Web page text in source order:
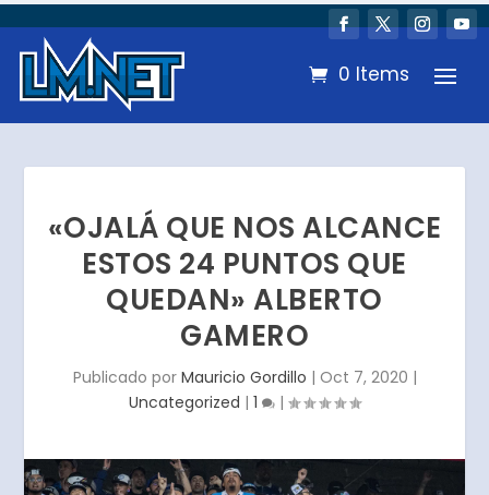
0 Items
«OJALÁ QUE NOS ALCANCE
ESTOS 24 PUNTOS QUE
QUEDAN» ALBERTO
GAMERO
Publicado por Mauricio Gordillo | Oct 7, 2020 |
Uncategorized | 1 |